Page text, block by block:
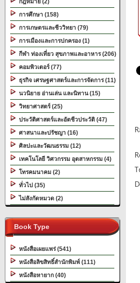
กฎหมาย (2)
การศึกษา (158)
การเกษตรและชีววิทยา (79)
การเมืองและการปกครอง (1)
กีฬา ท่องเที่ยว สุขภาพและอาหาร (206)
คอมพิวเตอร์ (77)
ธุรกิจ เศรษฐศาสตร์และการจัดการ (11)
นวนิยาย อ่านเล่น และนิทาน (15)
วิทยาศาสตร์ (25)
ประวัติศาสตร์และอัตชีวประวัติ (47)
ศาสนาและปรัชญา (16)
ศิลปะและวัฒนธรรม (12)
เทคโนโลยี วิศวกรรม อุตสาหกรรม (4)
โทรคมนาคม (2)
ทั่วไป (35)
ไม่สังกัดหมวด (2)
Book Type
หนังสือเผยแพร่ (541)
หนังสือลิขสิทธิ์สำนักพิมพ์ (111)
หนังสือหายาก (40)